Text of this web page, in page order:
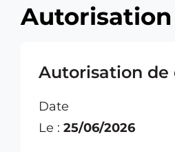
Sylvain
principal
Autorisation de
Date
Le : 25/06/2026